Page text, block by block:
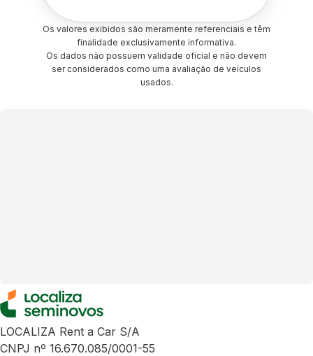
Os valores exibidos são meramente referenciais e têm
finalidade exclusivamente informativa.
Os dados não possuem validade oficial e não devem
ser considerados como uma avaliação de veículos
usados.
LOCALIZA Rent a Car S/A
CNPJ nº 16.670.085/0001-55